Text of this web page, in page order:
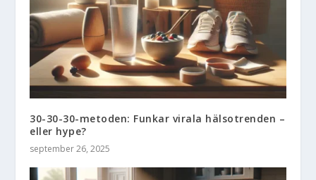
30-30-30-metoden: Funkar virala hälsotrenden –
eller hype?
september 26, 2025